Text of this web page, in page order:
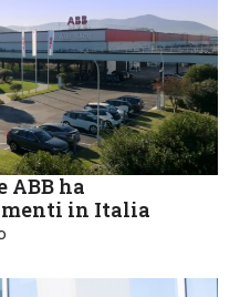
ABB ha
in Italia